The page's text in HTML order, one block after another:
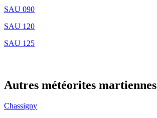
SAU 090
SAU 120
SAU 125
Autres météorites martiennes
Chassigny